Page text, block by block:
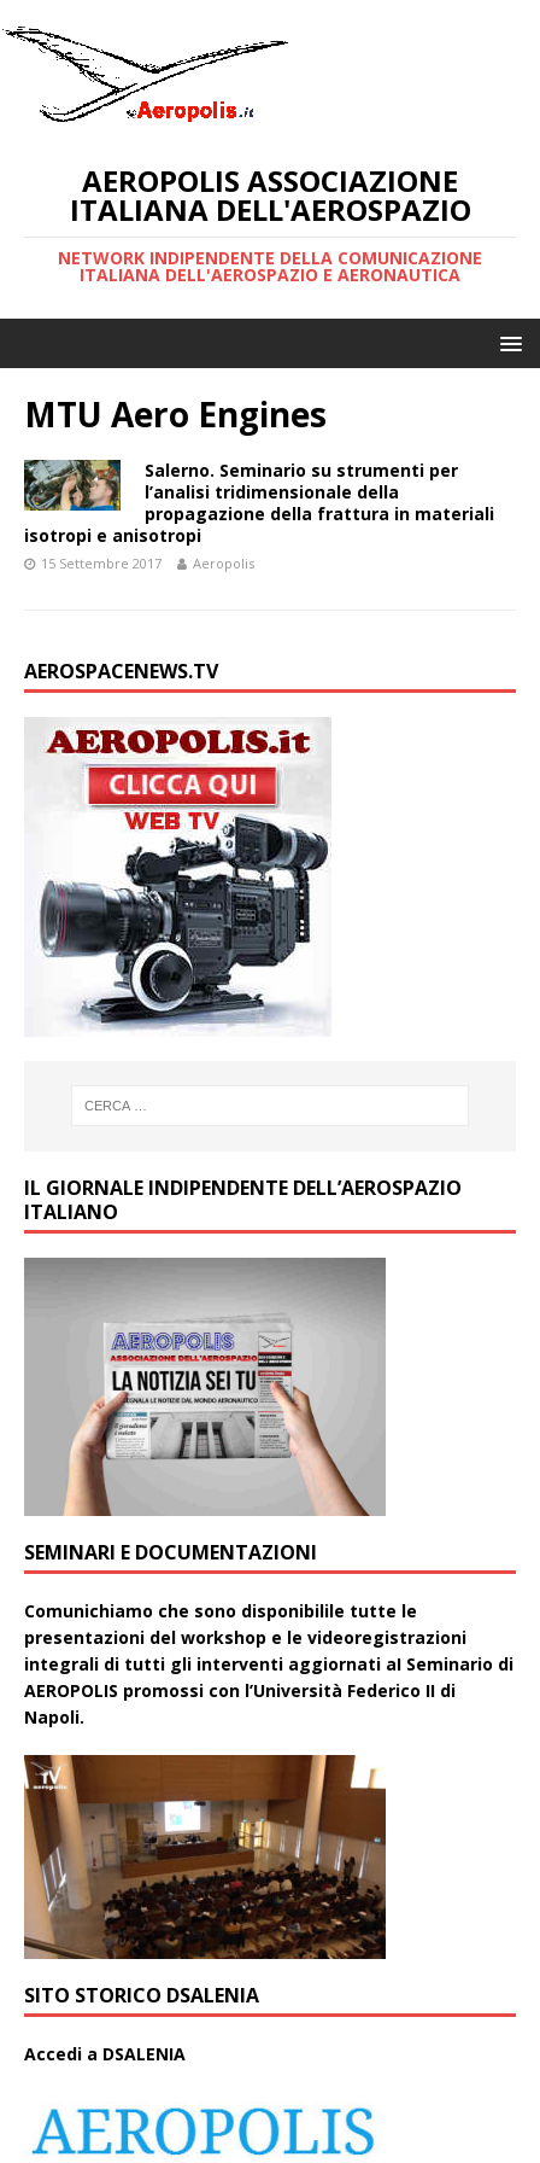
AEROPOLIS ASSOCIAZIONE
ITALIANA DELL'AEROSPAZIO
NETWORK INDIPENDENTE DELLA COMUNICAZIONE
ITALIANA DELL'AEROSPAZIO E AERONAUTICA
MTU Aero Engines
Salerno. Seminario su strumenti per
l’analisi tridimensionale della
propagazione della frattura in materiali
isotropi e anisotropi
15 Settembre 2017 Aeropolis
AEROSPACENEWS.TV
IL GIORNALE INDIPENDENTE DELL’AEROSPAZIO
ITALIANO
SEMINARI E DOCUMENTAZIONI
Comunichiamo che sono disponibilile tutte le
presentazioni del workshop e le videoregistrazioni
integrali di tutti gli interventi aggiornati aI Seminario di
AEROPOLIS promossi con l’Università Federico II di
Napoli.
SITO STORICO DSALENIA
Accedi a DSALENIA